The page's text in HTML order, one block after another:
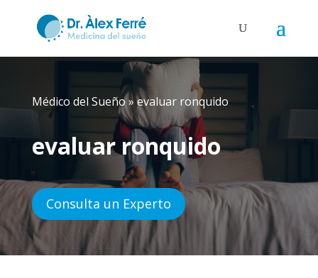
Médico del Sueño»evaluar ronquido
evaluar ronquido
Consulta un Experto